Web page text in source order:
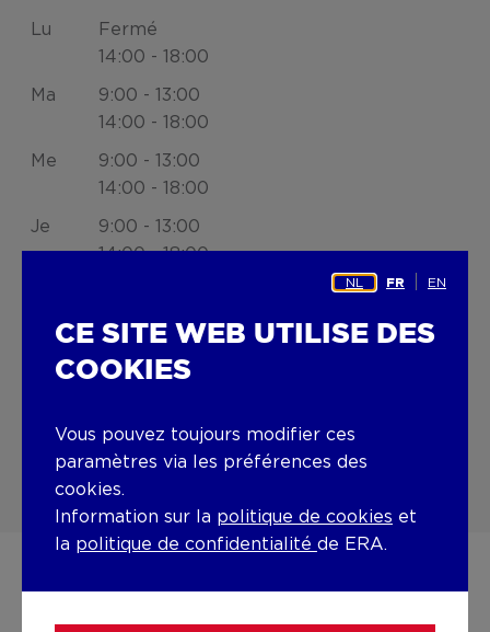
Lu
Fermé
14:00 - 18:00
Ma
9:00 - 13:00
14:00 - 18:00
Me
9:00 - 13:00
14:00 - 18:00
Je
9:00 - 13:00
14:00 - 18:00
14:00 - 18:00
Sur rendez-vous / Joignable par
Fermé
NL FR EN
CE SITE WEB UTILISE DES
COOKIES
Vous pouvez toujours modifier ces
paramètres via les préférences des
cookies.
Information sur la politique de cookies et
la politique de confidentialité de ERA.